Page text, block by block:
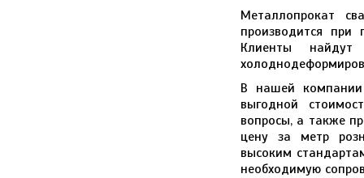
Металлопрокат
производится при
Клиенты
В нашей
выгодной
вопросы, а также
цену за метр
высоким
необходимую